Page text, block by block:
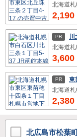
北海道
2,190
PR
川
北海道
3,600
PR
東
北海道
2,380
北広島市松葉